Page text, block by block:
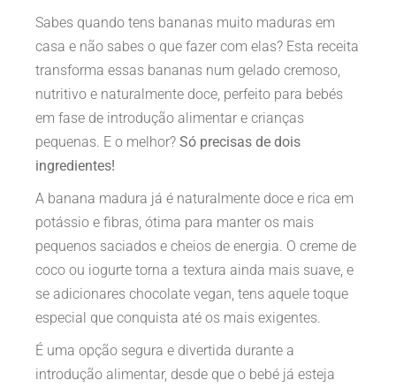
Sabes quando tens bananas muito maduras em
casa e não sabes o que fazer com elas? Esta receita
transforma essas bananas num gelado cremoso,
nutritivo e naturalmente doce, perfeito para bebés
em fase de introdução alimentar e crianças
pequenas. E o melhor?Só precisas de dois
ingredientes!
A banana madura já é naturalmente doce e rica em
potássio e fibras, ótima para manter os mais
pequenos saciados e cheios de energia. O creme de
coco ou iogurte torna a textura ainda mais suave, e
se adicionares chocolate vegan, tens aquele toque
especial que conquista até os mais exigentes.
É uma opção segura e divertida durante a
introdução alimentar, desde que o bebé já esteja